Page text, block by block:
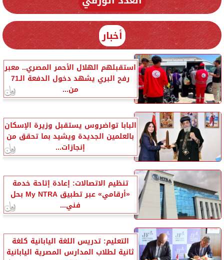
أخبار
استقبلهم الهلال الأحمر المصري.. معبر
رفح البري يشهد دخول الدفعة الـ71
من...
البابا تواضروس يستقبل وزيرة الإسكان
بالعلمين الجديدة ويشيد بما تحقق من
إنجازات...
تنظيم الاتصالات: إعادة إتاحة خدمة
«أرقامي» عبر تطبيق My NTRA بحل
فني...
التعليم: تدريس اللغة اليابانية كلغة
ثانية لطلاب المدارس المصرية اليابانية